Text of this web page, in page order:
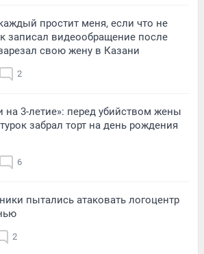
простит меня, если что не
записал видеообращение после
свою жену в Казани
2
на 3-летие»: перед убийством жены
забрал торт на день рождения
6
пытались атаковать логоцентр
2